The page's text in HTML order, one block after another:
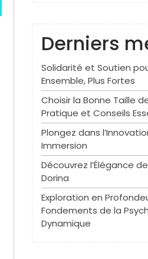
Derniers
Solidarité et Soutien
Ensemble, Plus Fortes
Choisir la Bonne Taille
Pratique et Conseils
Plongez dans
Immersion
Découvrez l’Élégance
Dorina
Exploration en
Fondements de la
Dynamique